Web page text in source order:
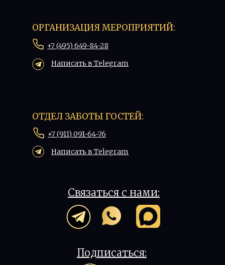
Связаться с нами:
Подписаться:
ОРГАНИЗАЦИЯ МЕРОПРИЯТИЙ:
ОТДЕЛ ЗАБОТЫ ГОСТЕЙ:
+7 (495) 649-84-28
+7 (911) 091-64-76
Написать в Telegram
Написать в Telegram